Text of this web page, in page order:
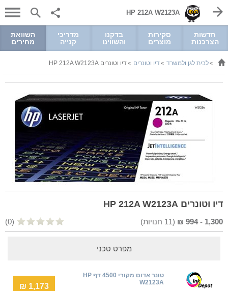
HP 212A W2123A
חדשות
הצרכנות
סקירות
מוצרים
בדקנו
והשווינו
מדריכי
קנייה
השוואת
מחירים
>לבית לגן ולמשרד >דיו וטונרים >דיו וטונרים HP 212A W2123A
דיו וטונרים HP 212A W2123A
1,300
-
994
₪
(
11 חנויות) (0)
מפרט טכני
טונר אדום מקורי 4500 דף HP
W2123A
1,173 ₪